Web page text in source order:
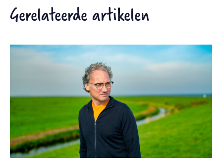
Gerelateerde artikelen